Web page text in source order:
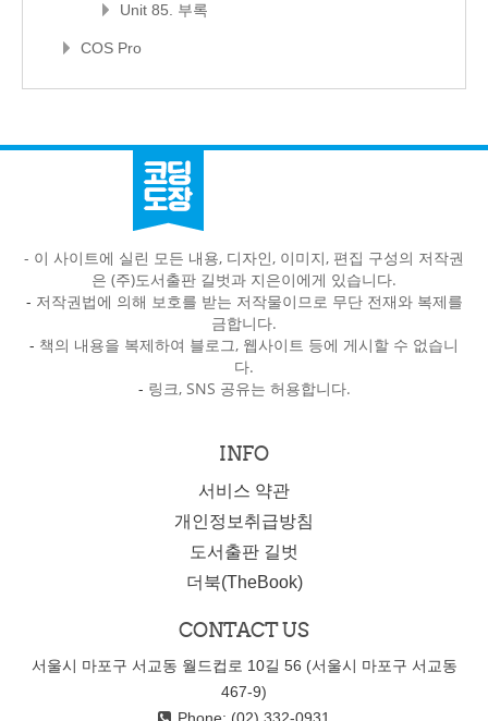
Unit 85. 부록
COS Pro
- 이 사이트에 실린 모든 내용, 디자인, 이미지, 편집 구성의 저작권
은 (주)도서출판 길벗과 지은이에게 있습니다.
- 저작권법에 의해 보호를 받는 저작물이므로 무단 전재와 복제를
금합니다.
- 책의 내용을 복제하여 블로그, 웹사이트 등에 게시할 수 없습니
다.
- 링크, SNS 공유는 허용합니다.
INFO
서비스 약관
개인정보취급방침
도서출판 길벗
더북(TheBook)
CONTACT US
서울시 마포구 서교동 월드컵로 10길 56 (서울시 마포구 서교동
467-9)